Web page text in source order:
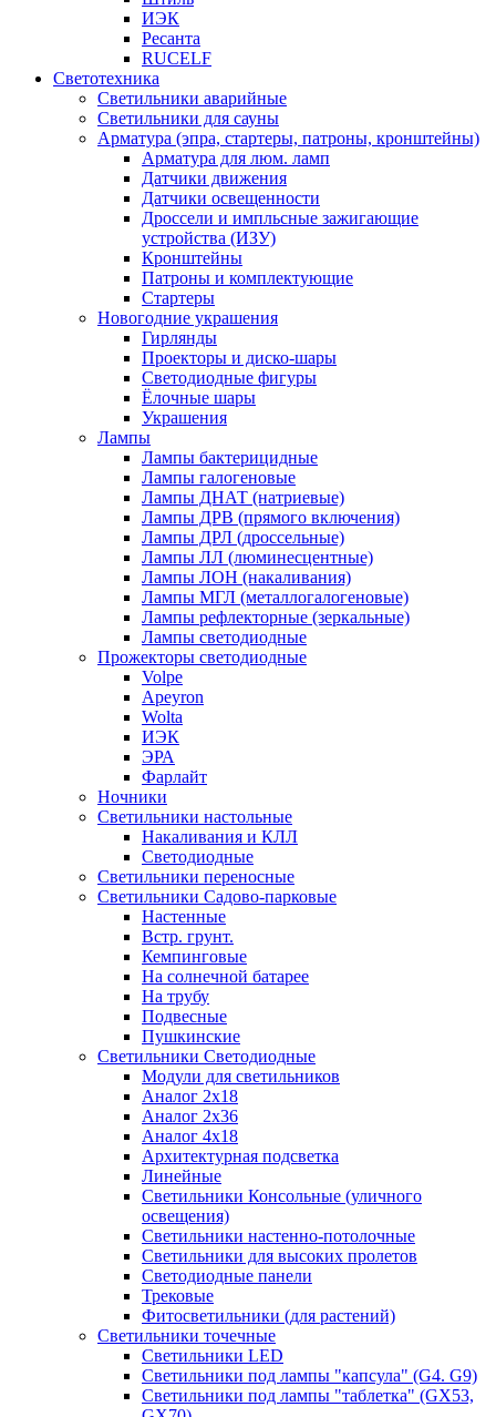
ИЭК
Ресанта
RUCELF
Светотехника
Светильники аварийные
Светильники для сауны
Арматура (эпра, стартеры, патроны, кронштейны)
Арматура для люм. ламп
Датчики движения
Датчики освещенности
Дроссели и импльсные зажигающие
устройства (ИЗУ)
Кронштейны
Патроны и комплектующие
Стартеры
Новогодние украшения
Гирлянды
Проекторы и диско-шары
Светодиодные фигуры
Ёлочные шары
Украшения
Лампы
Лампы бактерицидные
Лампы галогеновые
Лампы ДНАТ (натриевые)
Лампы ДРВ (прямого включения)
Лампы ДРЛ (дроссельные)
Лампы ЛЛ (люминесцентные)
Лампы ЛОН (накаливания)
Лампы МГЛ (металлогалогеновые)
Лампы рефлекторные (зеркальные)
Лампы светодиодные
Прожекторы светодиодные
Volpe
Apeyron
Wolta
ИЭК
ЭРА
Фарлайт
Ночники
Светильники настольные
Накаливания и КЛЛ
Светодиодные
Светильники переносные
Светильники Садово-парковые
Настенные
Встр. грунт.
Кемпинговые
На солнечной батарее
На трубу
Подвесные
Пушкинские
Светильники Светодиодные
Модули для светильников
Аналог 2х18
Аналог 2х36
Аналог 4х18
Архитектурная подсветка
Линейные
Светильники Консольные (уличного
освещения)
Светильники настенно-потолочные
Светильники для высоких пролетов
Светодиодные панели
Трековые
Фитосветильники (для растений)
Светильники точечные
Светильники LED
Светильники под лампы "капсула" (G4. G9)
Светильники под лампы "таблетка" (GX53,